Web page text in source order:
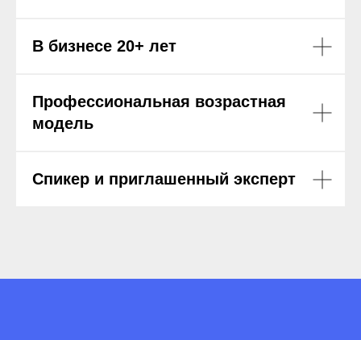
В бизнесе 20+ лет
Профессиональная возрастная
модель
Спикер и приглашенный эксперт